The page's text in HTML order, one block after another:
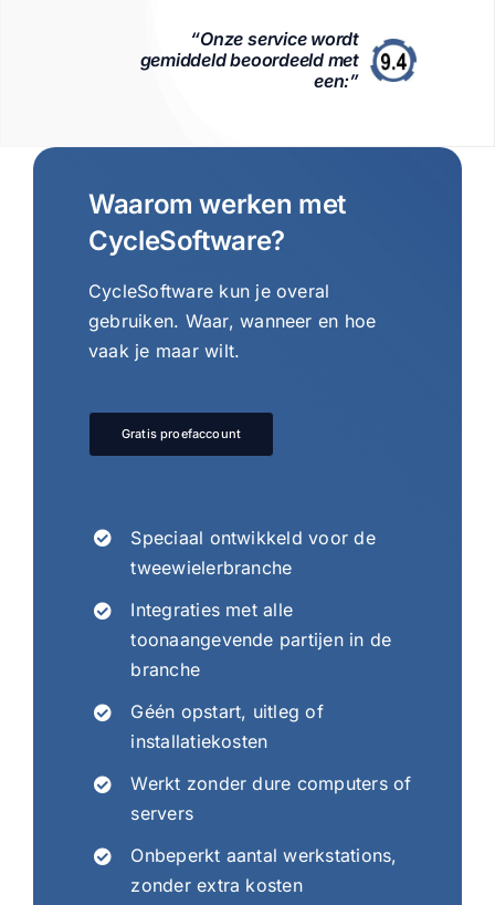
“Onze service wordt
gemiddeld beoordeeld met
een:”
Waarom werken met
CycleSoftware?
CycleSoftware kun je overal
gebruiken. Waar, wanneer en hoe
vaak je maar wilt.
Gratis proefaccount
Speciaal ontwikkeld voor de
tweewielerbranche
Integraties met alle
toonaangevende partijen in de
branche
Géén opstart, uitleg of
installatiekosten
Werkt zonder dure computers of
servers
Onbeperkt aantal werkstations,
zonder extra kosten